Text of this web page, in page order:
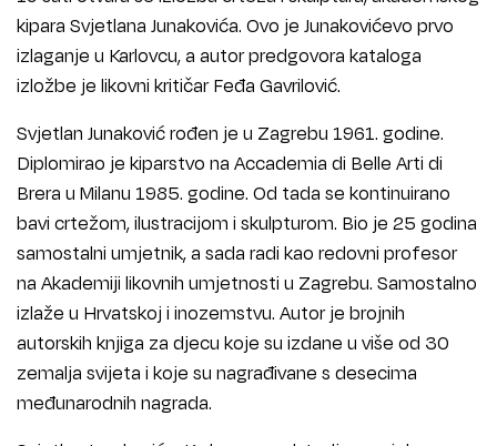
kipara Svjetlana Junakovića. Ovo je Junakovićevo prvo
izlaganje u Karlovcu, a autor predgovora kataloga
izložbe je likovni kritičar Feđa Gavrilović.
Svjetlan Junaković rođen je u Zagrebu 1961. godine.
Diplomirao je kiparstvo na Accademia di Belle Arti di
Brera u Milanu 1985. godine. Od tada se kontinuirano
bavi crtežom, ilustracijom i skulpturom. Bio je 25 godina
samostalni umjetnik, a sada radi kao redovni profesor
na Akademiji likovnih umjetnosti u Zagrebu. Samostalno
izlaže u Hrvatskoj i inozemstvu. Autor je brojnih
autorskih knjiga za djecu koje su izdane u više od 30
zemalja svijeta i koje su nagrađivane s desecima
međunarodnih nagrada.